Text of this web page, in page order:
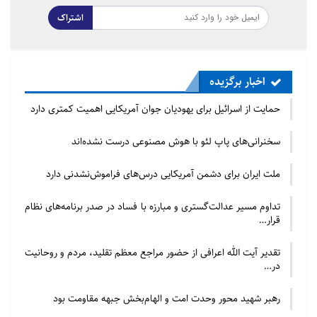
زینب(س)، خطاب به خواهرش فرمود که خواهرم نماز
شبت را ترک نکن، عجیب است که در اوضاع بهم ریخته
نکن.
وی بیان کرد: محبت ما به اهل بیت به خاطر توحید و
موحد شدن است. باید خودمان همواره میزان توحید را
محاسبه کنیم، اکثر کسانی که به جبهه می‌رفتند جوان و
نوجوان بودند چون تعلق کمی به دنیا داشتند و موحد
بودند، شهدای مدافع حرم مقامشان بالاست چون با وجود
تعهدات زندگی و خانواده باز هم از جانشان می‌گذرند.
اشتراک
اخبار برگزیده
حمایت از اسرائیل برای یهودیان جوان آمریکایی اهمیت کمتری دارد
سخنرانی‌های پاپ لئو با هوش مصنوعی درست نشده‌اند
ملت ایران برای دشمن آمریکایی درس‌های فراموش‌نشدنی دارد
تداوم مسیر عدالت‌گستری و مبارزه با فساد در صدر برنامه‌های نظام
قرار…
تقدیر آیت الله اعرافی از حضور مراجع معظم تقلید، مردم و روحانیت
در…
رهبر شهید محور وحدت امت و الهام‌بخش جبهه مقاومت بود